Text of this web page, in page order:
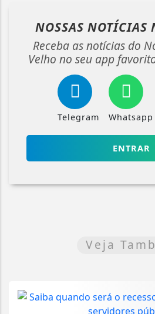
NOSSAS NOTÍCIAS
Receba as notícias do
Velho no seu app
Telegram Whatsapp
ENTRAR
Veja